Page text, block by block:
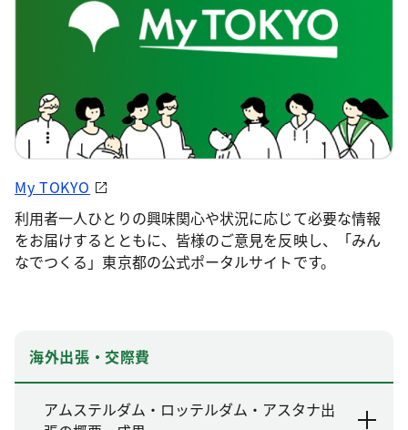
My TOKYO
利用者一人ひとりの興味関心や状況に応じて必要な情報
をお届けするとともに、皆様のご意見を反映し、「みん
なでつくる」東京都の公式ポータルサイトです。
海外出張・交際費
アムステルダム・ロッテルダム・アスタナ出